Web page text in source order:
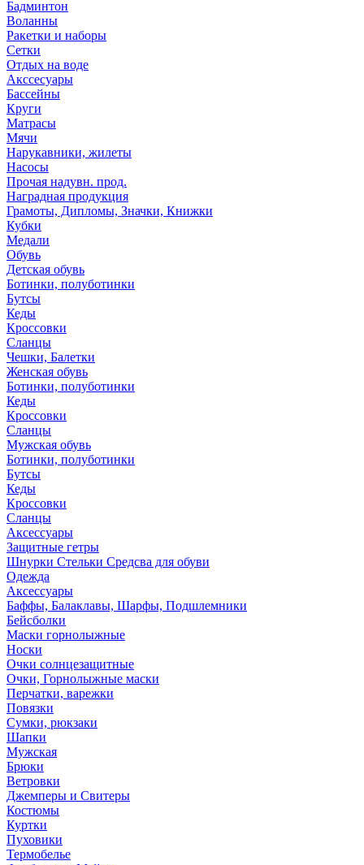
Бадминтон
Воланны
Ракетки и наборы
Сетки
Отдых на воде
Акссесуары
Бассейны
Круги
Матрасы
Мячи
Нарукавники, жилеты
Насосы
Прочая надувн. прод.
Наградная продукция
Грамоты, Дипломы, Значки, Книжки
Кубки
Медали
Обувь
Детская обувь
Ботинки, полуботинки
Бутсы
Кеды
Кроссовки
Сланцы
Чешки, Балетки
Женская обувь
Ботинки, полуботинки
Кеды
Кроссовки
Сланцы
Мужская обувь
Ботинки, полуботинки
Бутсы
Кеды
Кроссовки
Сланцы
Аксессуары
Защитные гетры
Шнурки Стельки Средсва для обуви
Одежда
Аксессуары
Баффы, Балаклавы, Шарфы, Подшлемники
Бейсболки
Маски горнолыжные
Носки
Очки солнцезащитные
Очки, Горнолыжные маски
Перчатки, варежки
Повязки
Сумки, рюкзаки
Шапки
Мужская
Брюки
Ветровки
Джемперы и Свитеры
Костюмы
Куртки
Пуховики
Термобелье